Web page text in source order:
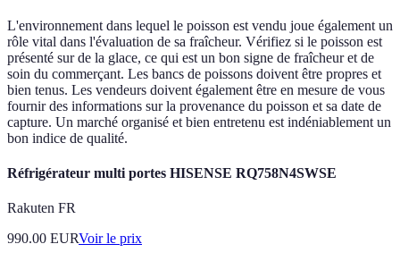
L'environnement dans lequel le poisson est vendu joue également un
rôle vital dans l'évaluation de sa fraîcheur. Vérifiez si le poisson est
présenté sur de la glace, ce qui est un bon signe de fraîcheur et de
soin du commerçant. Les bancs de poissons doivent être propres et
bien tenus. Les vendeurs doivent également être en mesure de vous
fournir des informations sur la provenance du poisson et sa date de
capture. Un marché organisé et bien entretenu est indéniablement un
bon indice de qualité.
Réfrigérateur multi portes HISENSE RQ758N4SWSE
Rakuten FR
990.00 EURVoir le prix